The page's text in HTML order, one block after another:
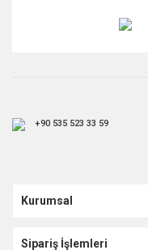
+90 535 523 33 59
Kurumsal
Sipariş İşlemleri